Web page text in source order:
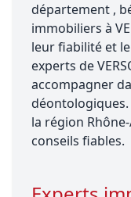
département ,
immobiliers à
leur fiabilité et
experts de
accompagner
la région
conseils fiables.